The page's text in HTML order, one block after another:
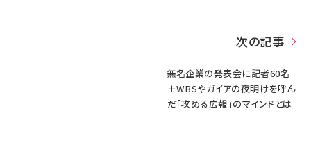
次の記事
無名企業の発表会に記者60名
＋WBSやガイアの夜明けを呼ん
だ「攻める広報」のマインドとは